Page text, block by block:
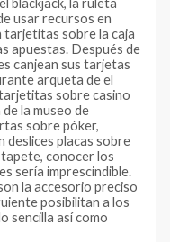
blackjack, la ruleta
usar recursos en
tarjetitas sobre la caja
apuestas. Después de
canjean sus tarjetas
arqueta de el
sobre casino
la museo de
sobre póker,
deslices placas sobre
conocer los
serí­a imprescindible.
la accesorio preciso
posibilitan a los
sencilla así­ como